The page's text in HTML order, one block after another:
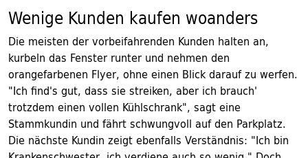
Wenige Kunden kaufen woanders
Die meisten der vorbeifahrenden Kunden halten an,
kurbeln das Fenster runter und nehmen den
orangefarbenen Flyer, ohne einen Blick darauf zu werfen.
"Ich find's gut, dass sie streiken, aber ich brauch'
trotzdem einen vollen Kühlschrank", sagt eine
Stammkundin und fährt schwungvoll auf den Parkplatz.
Die nächste Kundin zeigt ebenfalls Verständnis: "Ich bin